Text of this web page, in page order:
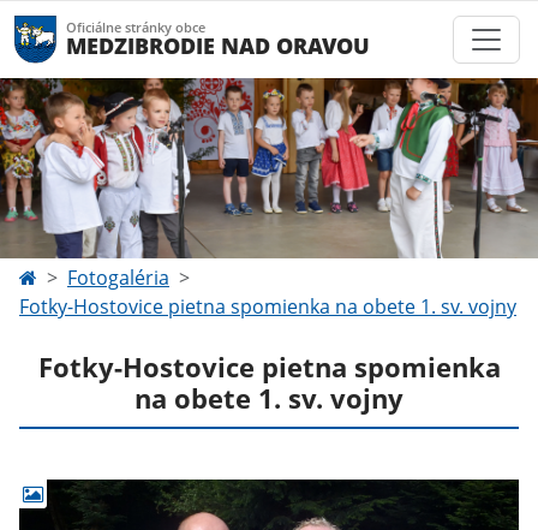
Oficiálne stránky obce
MEDZIBRODIE NAD ORAVOU
Fotogaléria
Fotky-Hostovice pietna spomienka na obete 1. sv. vojny
Fotky-Hostovice pietna spomienka
na obete 1. sv. vojny